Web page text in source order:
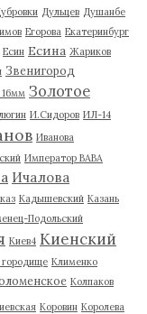
Дульцев Душанбе
Егорова Екатеринбург
Есин Есина Жариков
Звенигород
16мм Золотое
И.Сидоров ИЛ-14
Иванова
Император ВАВА
Ичалова
Кадышевский Казань
Подольский
Киев4 Киенский
Клименко
Колпаков
Коровин Королева